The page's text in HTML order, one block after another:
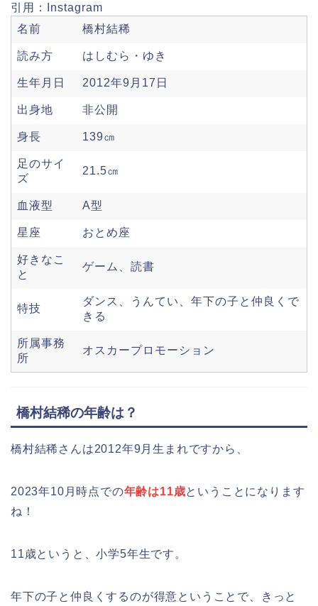
引用：Instagram
名前
橋村結稀
読み方 はしむら・ゆき
生年月日 2012年9月17日
出身地 非公開
身長 139㎝
足のサイ
ズ
21.5㎝
血液型 A型
星座 おとめ座
好きなこ
と
ゲーム、読書
特技
ダンス、うんてい、年下の子と仲良くで
きる
所属事務
所
オスカープロモーション
橋村結稀の年齢は？
橋村結稀さんは2012年9月生まれですから、
2023年10月時点での年齢は11歳ということになります
ね！
11歳というと、小学5年生です。
年下の子と仲良くするのが得意ということで、きっと